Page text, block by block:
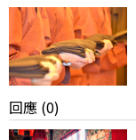
回應 (0)